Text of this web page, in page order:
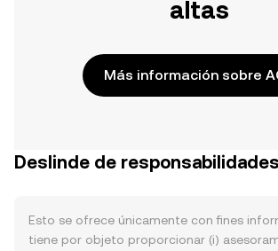
altas
Más información sobre
Deslinde de responsabilidades
Esto se ofrece únicamente con fines
tiene por objeto proporcionar (i)